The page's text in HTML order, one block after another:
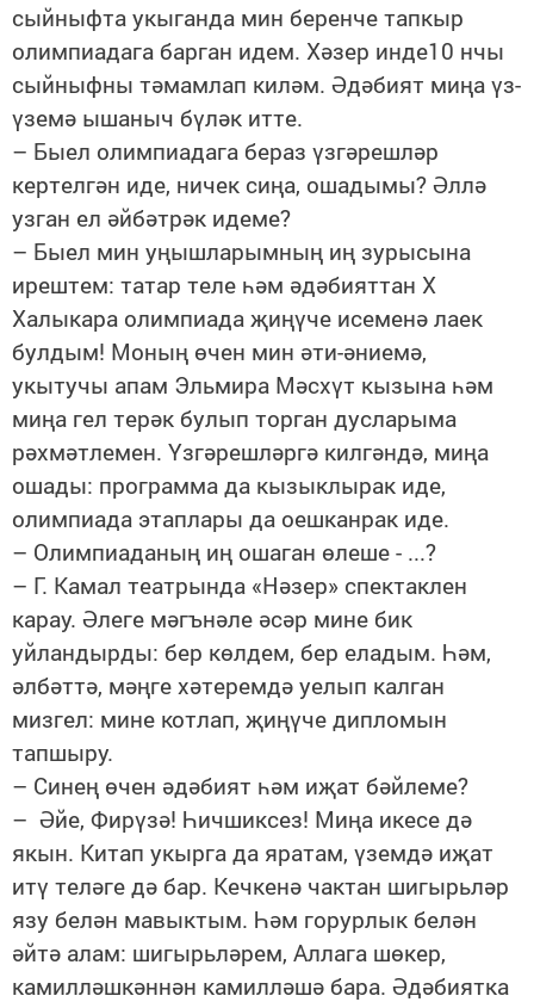
сыйныфта укыганда мин беренче тапкыр
олимпиадага барган идем. Хәзер инде10 нчы
сыйныфны тәмамлап киләм. Әдәбият миңа үз-
үземә ышаныч бүләк итте.
– Быел олимпиадага бераз үзгәрешләр
кертелгән иде, ничек сиңа, ошадымы? Әллә
узган ел әйбәтрәк идеме?
– Быел мин уңышларымның иң зурысына
ирештем: татар теле һәм әдәбияттан X
Халыкара олимпиада җиңүче исеменә лаек
булдым! Моның өчен мин әти-әниемә,
укытучы апам Эльмира Мәсхүт кызына һәм
миңа гел терәк булып торган дусларыма
рәхмәтлемен. Үзгәрешләргә килгәндә, миңа
ошады: программа да кызыклырак иде,
олимпиада этаплары да оешканрак иде.
– Олимпиаданың иң ошаган өлеше - ...?
– Г. Камал театрында «Нәзер» спектаклен
карау. Әлеге мәгънәле әсәр мине бик
уйландырды: бер көлдем, бер еладым. Һәм,
әлбәттә, мәңге хәтеремдә уелып калган
мизгел: мине котлап, җиңүче дипломын
тапшыру.
– Синең өчен әдәбият һәм иҗат бәйлеме?
– Әйе, Фирүзә! Һичшиксез! Миңа икесе дә
якын. Китап укырга да яратам, үземдә иҗат
итү теләге дә бар. Кечкенә чактан шигырьләр
язу белән мавыктым. Һәм горурлык белән
әйтә алам: шигырьләрем, Аллага шөкер,
камилләшкәннән камилләшә бара. Әдәбиятка